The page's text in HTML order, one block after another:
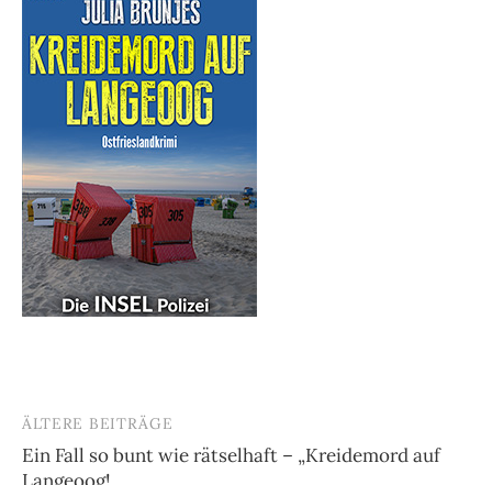
Beitragsnavigation
ÄLTERE BEITRÄGE
Ein Fall so bunt wie rätselhaft – „Kreidemord auf